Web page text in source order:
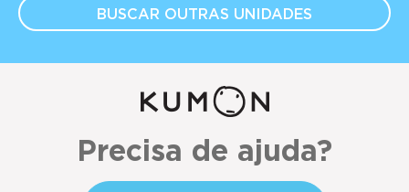
BUSCAR OUTRAS UNIDADES
Precisa de ajuda?